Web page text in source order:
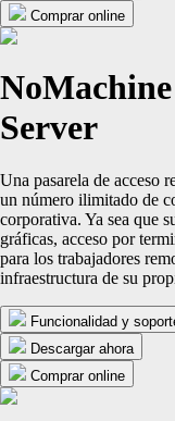
Comprar online
Server
Una pasarela de acceso
un número ilimitado de
corporativa. Ya sea que
gráficas, acceso por
para los trabajadores
infraestructura de su
Funcionalidad y
Descargar ahora
Comprar online